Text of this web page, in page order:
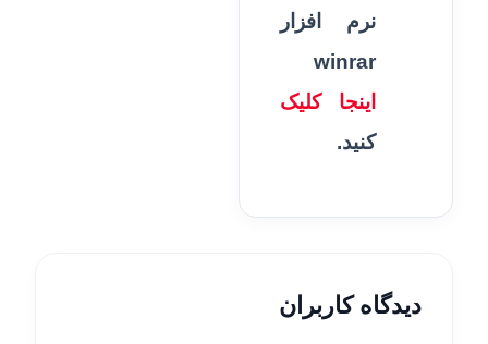
نرم افزار
winrar
اینجا کلیک
کنید.
دیدگاه کاربران